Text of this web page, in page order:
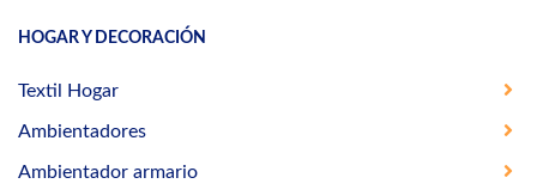
HOGAR Y DECORACIÓN
Textil Hogar
Ambientadores
Ambientador armario